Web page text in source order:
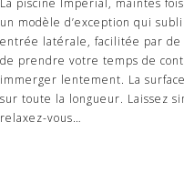
un modèle d’exception qui
entrée latérale, facilitée par de
de prendre votre temps de
immerger lentement. La
sur toute la longueur. Laissez
relaxez-vous…